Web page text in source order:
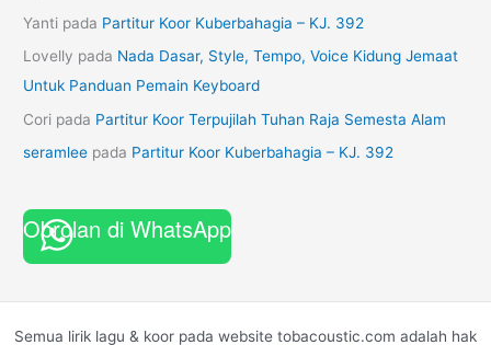
Yanti pada Partitur Koor Kuberbahagia – KJ. 392
Lovelly pada Nada Dasar, Style, Tempo, Voice Kidung Jemaat
Untuk Panduan Pemain Keyboard
Cori pada Partitur Koor Terpujilah Tuhan Raja Semesta Alam
seramlee pada Partitur Koor Kuberbahagia – KJ. 392
Obrolan di WhatsApp
Semua lirik lagu & koor pada website tobacoustic.com adalah hak